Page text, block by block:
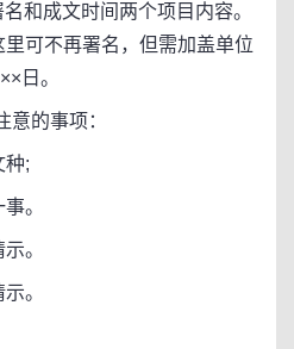
成文时间两个项目内容。
可不再署名，但需加盖单位
日。
的事项：
;
。
。
。